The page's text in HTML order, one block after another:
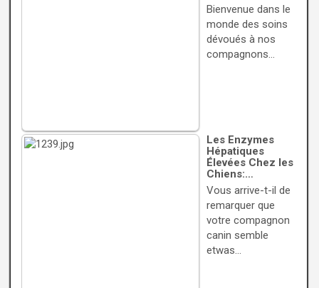
Bienvenue dans le
monde des soins
dévoués à nos
compagnons…
Les Enzymes
Hépatiques
Élevées Chez les
Chiens:…
Vous arrive-t-il de
remarquer que
votre compagnon
canin semble
etwas…